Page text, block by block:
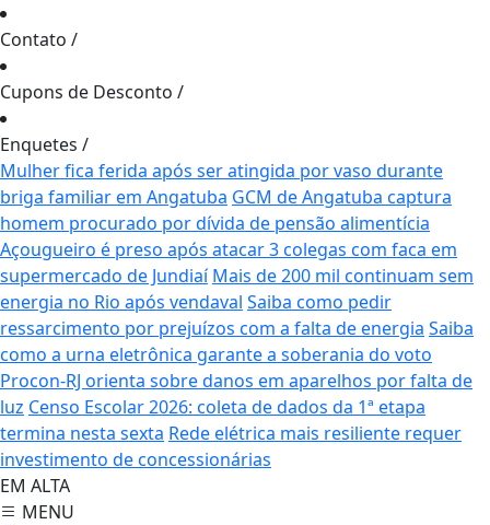
Contato /
Cupons de Desconto /
Enquetes /
Mulher fica ferida após ser atingida por vaso durante
briga familiar em Angatuba GCM de Angatuba captura
homem procurado por dívida de pensão alimentícia
Açougueiro é preso após atacar 3 colegas com faca em
supermercado de Jundiaí Mais de 200 mil continuam sem
energia no Rio após vendaval Saiba como pedir
ressarcimento por prejuízos com a falta de energia Saiba
como a urna eletrônica garante a soberania do voto
Procon-RJ orienta sobre danos em aparelhos por falta de
luz Censo Escolar 2026: coleta de dados da 1ª etapa
termina nesta sexta Rede elétrica mais resiliente requer
investimento de concessionárias
EM ALTA
MENU